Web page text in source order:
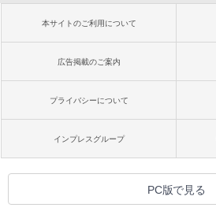
本サイトのご利用について
広告掲載のご案内
プライバシーについて
インプレスグループ
PC版で見る